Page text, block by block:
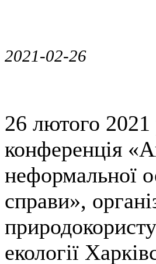
2021-02-26
26 лютого 2021
конференція
неформальної
справи»,
екології